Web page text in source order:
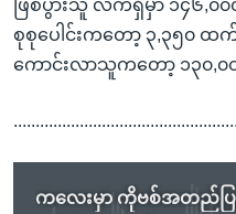
ဖြစ်ပွားသူ လက်ရှိမှာ ၁၄၆,
စုစုပေါင်းကတော့ ၃,၃၅၀
ကောင်းလာသူကတော့ ၁၃၀,၀
ကလေးမှာ ကိုဗစ်အတည်ပြု